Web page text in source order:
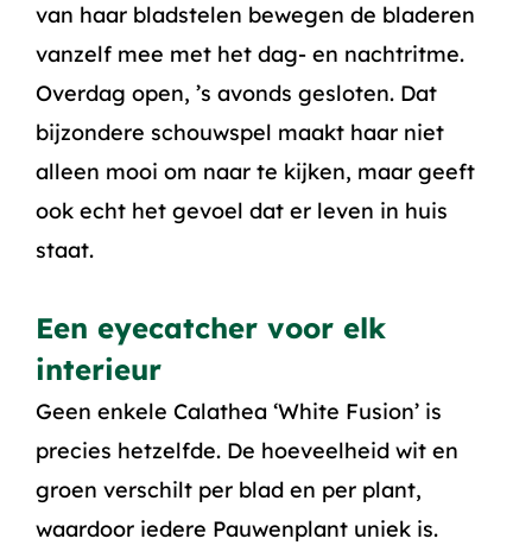
van haar bladstelen bewegen de bladeren
vanzelf mee met het dag- en nachtritme.
Overdag open, ’s avonds gesloten. Dat
bijzondere schouwspel maakt haar niet
alleen mooi om naar te kijken, maar geeft
ook echt het gevoel dat er leven in huis
staat.
Een eyecatcher voor elk
interieur
Geen enkele Calathea ‘White Fusion’ is
precies hetzelfde. De hoeveelheid wit en
groen verschilt per blad en per plant,
waardoor iedere Pauwenplant uniek is.